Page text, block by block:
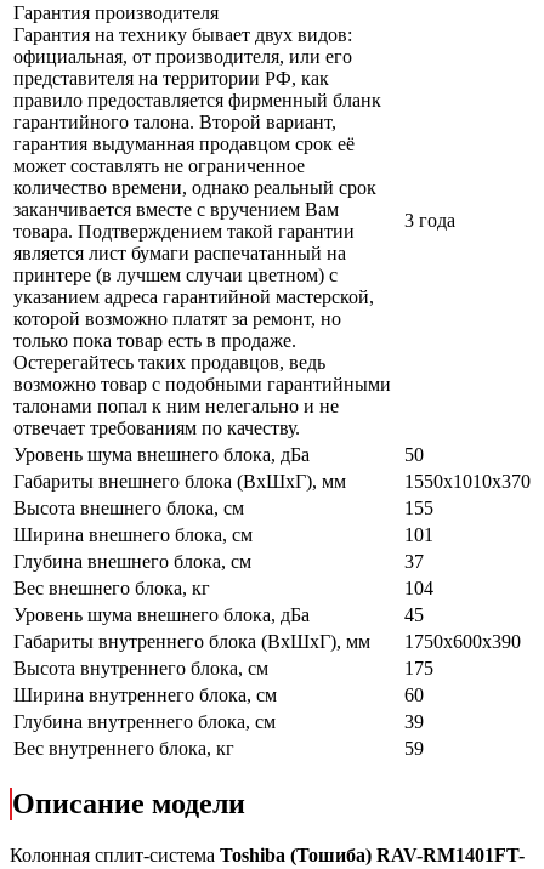
Гарантия производителя
Гарантия на технику бывает двух видов:
официальная, от производителя, или его
представителя на территории РФ, как
правило предоставляется фирменный бланк
гарантийного талона. Второй вариант,
гарантия выдуманная продавцом срок её
может составлять не ограниченное
количество времени, однако реальный срок
заканчивается вместе с вручением Вам
товара. Подтверждением такой гарантии
является лист бумаги распечатанный на
принтере (в лучшем случаи цветном) с
указанием адреса гарантийной мастерской,
которой возможно платят за ремонт, но
только пока товар есть в продаже.
Остерегайтесь таких продавцов, ведь
возможно товар с подобными гарантийными
талонами попал к ним нелегально и не
отвечает требованиям по качеству.
3 года
Уровень шума внешнего блока, дБа
50
Габариты внешнего блока (ВхШхГ), мм
1550x1010x370
Высота внешнего блока, см
155
Ширина внешнего блока, см
101
Глубина внешнего блока, см
37
Вес внешнего блока, кг
104
Уровень шума внешнего блока, дБа
45
Габариты внутреннего блока (ВхШхГ), мм
1750x600x390
Высота внутреннего блока, см
175
Ширина внутреннего блока, см
60
Глубина внутреннего блока, см
39
Вес внутреннего блока, кг
59
Описание модели
Колонная сплит-система Toshiba (Тошиба) RAV-RM1401FT-